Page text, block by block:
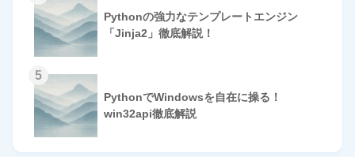
Pythonの強力なテンプレートエンジン
「Jinja2」徹底解説！
5
PythonでWindowsを自在に操る！
win32api徹底解説